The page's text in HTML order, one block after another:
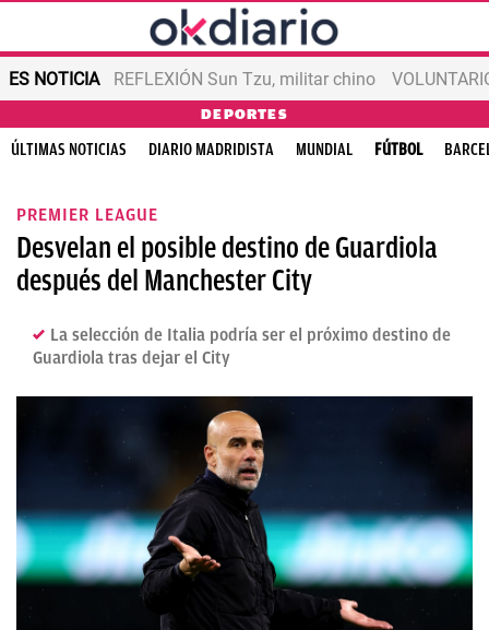
ES NOTICIA REFLEXIÓN Sun Tzu, militar chino
DEPORTES
ÚLTIMAS NOTICIAS DIARIO MADRIDISTA MUNDIAL FÚTBOL
PREMIER LEAGUE
Desvelan el posible destino de Guardiola
después del Manchester City
La selección de Italia podría ser el próximo destino de
Guardiola tras dejar el City